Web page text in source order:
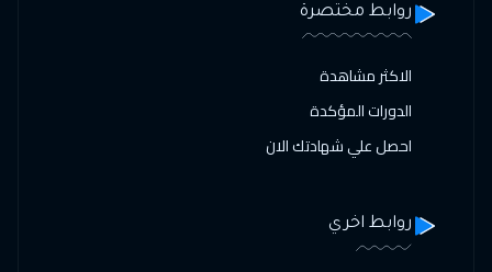
روابط مختصرة
الاكثر مشاهدة
الدورات المؤكدة
احصل علي شهادتك الان
روابط اخري